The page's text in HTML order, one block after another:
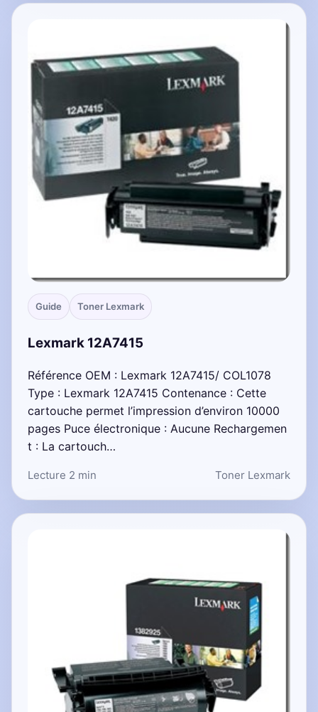
Guide Toner Lexmark
Lexmark 12A7415
Référence OEM : Lexmark 12A7415/ COL1078
Type : Lexmark 12A7415 Contenance : Cette
cartouche permet l’impression d’environ 10000
pages Puce électronique : Aucune Rechargemen
t : La cartouch…
Lecture 2 min Toner Lexmark